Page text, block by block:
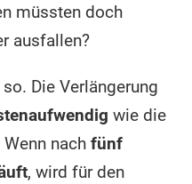
müssten doch
ausfallen?
Die Verlängerung
wie die
nach fünf
, wird für den